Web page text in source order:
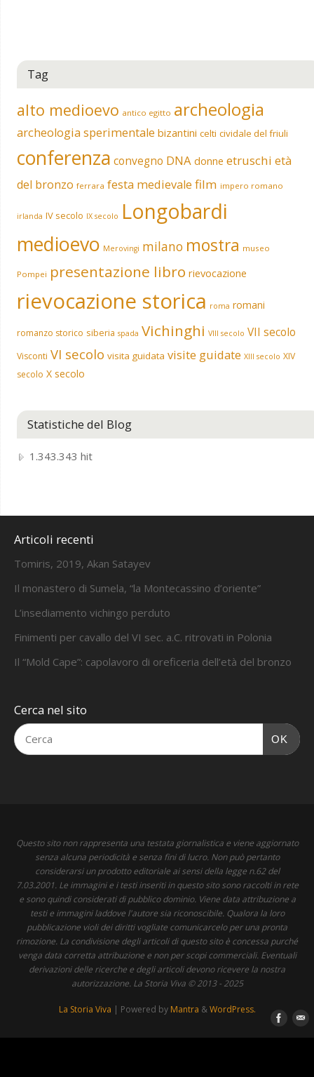
Tag
alto medioevo antico egitto archeologia
archeologia sperimentale bizantini celti cividale del friuli
conferenza convegno DNA donne etruschi età
del bronzo ferrara festa medievale film impero romano
irlanda IV secolo IX secolo Longobardi
medioevo Merovingi milano mostra museo
Pompei presentazione libro rievocazione
rievocazione storica roma romani
romanzo storico siberia spada Vichinghi VIII secolo VII secolo
Visconti VI secolo visita guidata visite guidate XIII secolo XIV
secolo X secolo
Statistiche del Blog
1.343.343 hit
Articoli recenti
Tomiris, 2019, Akan Satayev
Il monastero di Sumela, “la Montecassino d’oriente”
L’insediamento vichingo perduto
Finimenti per cavallo del VI sec. a.C. ritrovati in Polonia
Il “Mold Cape”: capolavoro di oreficeria dell’età del bronzo
Cerca nel sito
OK
Questo sito non rappresenta una testata giornalistica e viene aggiornato
senza alcuna periodicità e senza fini di lucro. Non può pertanto
considerarsi un prodotto editoriale ai sensi della legge n.62 del
7.03.2001. Le immagini e i testi inseriti in questo sito sono raccolti in rete
e sono quindi considerati di pubblico dominio. Viene data attribuzione a
testi e immagini laddove l'autore sia riconoscibile. Qualora la loro
pubblicazione violi dei diritti vogliate comunicarcelo per una pronta
rimozione. La condivisione degli articoli di questo sito è concessa purché
venga data corretta attribuzione e non per scopi commerciali. Eventuali
derivazioni delle ricerche e degli articoli devono ricevere la nostra
autorizzazione. La Storia Viva © 2013 - 2025
La Storia Viva | Powered by Mantra &WordPress.